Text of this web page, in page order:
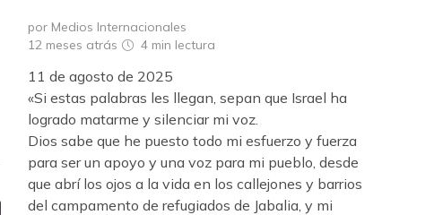
por Medios Internacionales
12 meses atrás
4 min lectura
11 de agosto de 2025
«Si estas palabras les llegan, sepan que Israel ha
logrado matarme y silenciar mi voz.
Dios sabe que he puesto todo mi esfuerzo y fuerza
para ser un apoyo y una voz para mi pueblo, desde
que abrí los ojos a la vida en los callejones y barrios
del campamento de refugiados de Jabalia, y mi